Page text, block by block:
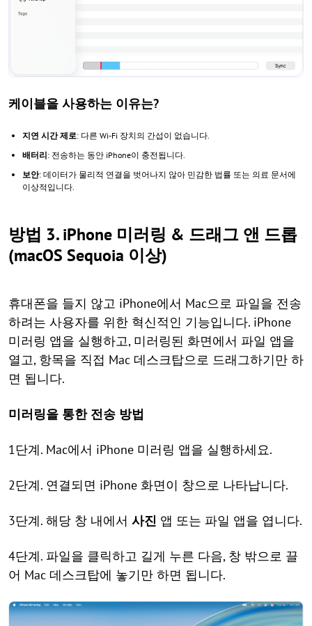
케이블을 사용하는 이유는?
지연 시간 제로: 다른 Wi-Fi 장치의 간섭이 없습니다.
배터리: 전송하는 동안 iPhone이 충전됩니다.
보안: 데이터가 물리적 연결을 벗어나지 않아 민감한 법률 또는 의료 문서에
이상적입니다.
방법 3. iPhone 미러링 & 드래그 앤 드롭
(macOS Sequoia 이상)
휴대폰을 들지 않고 iPhone에서 Mac으로 파일을 전송
하려는 사용자를 위한 혁신적인 기능입니다. iPhone
미러링 앱을 실행하고, 미러링된 화면에서 파일 앱을
열고, 항목을 직접 Mac 데스크탑으로 드래그하기만 하
면 됩니다.
미러링을 통한 전송 방법
1단계. Mac에서 iPhone 미러링 앱을 실행하세요.
2단계. 연결되면 iPhone 화면이 창으로 나타납니다.
3단계. 해당 창 내에서 사진 앱 또는 파일 앱을 엽니다.
4단계. 파일을 클릭하고 길게 누른 다음, 창 밖으로 끌
어 Mac 데스크탑에 놓기만 하면 됩니다.